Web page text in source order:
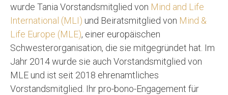
wurde Tania Vorstandsmitglied von Mind and Life
International (MLI) und Beiratsmitglied von Mind &
Life Europe (MLE), einer europäischen
Schwesterorganisation, die sie mitgegründet hat. Im
Jahr 2014 wurde sie auch Vorstandsmitglied von
MLE und ist seit 2018 ehrenamtliches
Vorstandsmitglied. Ihr pro-bono-Engagement für